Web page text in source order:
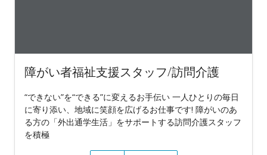
障がい者福祉支援スタッフ/訪問介護
“できない”を“できる”に変えるお手伝い 一人ひとりの毎日
に寄り添い、地域に笑顔を広げるお仕事です! 障がいのあ
る方の「外出通学生活」をサポートする訪問介護スタッフ
を積極